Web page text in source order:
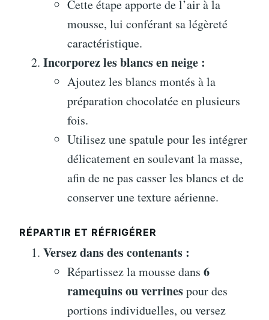
Cette étape apporte de l’air à la
mousse, lui conférant sa légèreté
caractéristique.
Incorporez les blancs en neige :
Ajoutez les blancs montés à la
préparation chocolatée en plusieurs
fois.
Utilisez une spatule pour les intégrer
délicatement en soulevant la masse,
afin de ne pas casser les blancs et de
conserver une texture aérienne.
RÉPARTIR ET RÉFRIGÉRER
Versez dans des contenants :
Répartissez la mousse dans 6
ramequins ou verrinespour des
portions individuelles, ou versez